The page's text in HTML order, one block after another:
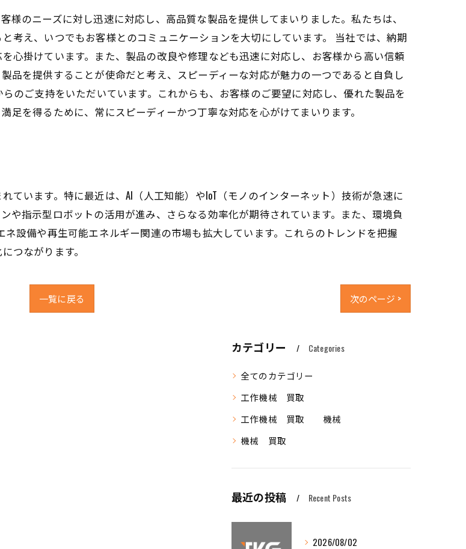
のニーズに対し迅速に対応し、高品質な製品を提供してまいりました。私たちは、
考え、いつでもお客様とのコミュニケーションを大切にしています。 当社では、納期
心掛けています。また、製品の改良や修理なども迅速に対応し、お客様から高い信頼
品を提供することが使命だと考え、スピーディーな対応が魅力の一つであると自負し
のご支持をいただいています。これからも、お客様のご要望に対応し、優れた製品を
を得るために、常にスピーディーかつ丁寧な対応を心がけてまいります。
います。特に最近は、AI（人工知能）やIoT（モノのインターネット）技術が急速に
や指示型ロボットの活用が進み、さらなる効率化が期待されています。また、環境負
設備や再生可能エネルギー関連の市場も拡大しています。これらのトレンドを把握
つながります。
一覧に戻る 次のページ >
カテゴリー Categories
全てのカテゴリー
工作機械 買取
工作機械 買取 機械
機械 買取
最近の投稿 Recent Posts
2026/08/02